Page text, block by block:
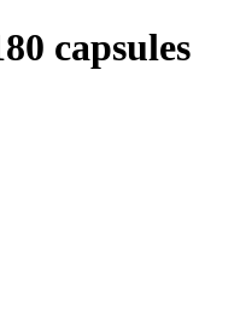
capsules